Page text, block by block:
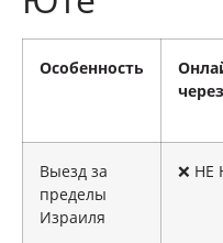
Особенность
Выезд за
пределы
Израиля
❌